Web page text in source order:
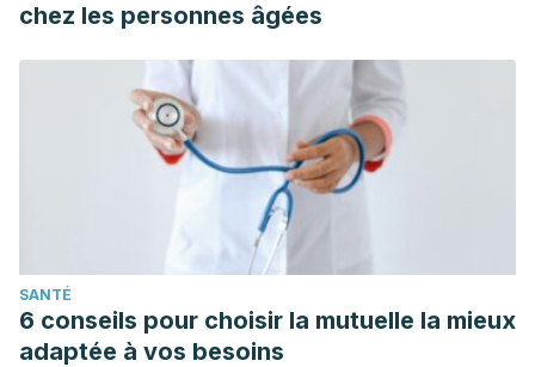
chez les personnes âgées
SANTÉ
6 conseils pour choisir la mutuelle la mieux
adaptée à vos besoins